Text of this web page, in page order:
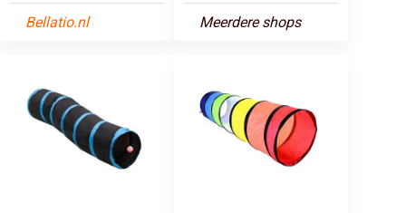
Bellatio.nl Meerdere shops